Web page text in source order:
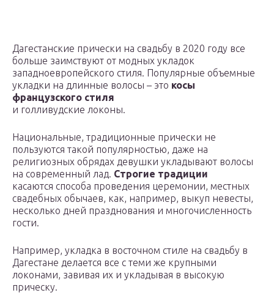
Дагестанские прически на свадьбу в 2020 году все
больше заимствуют от модных укладок
западноевропейского стиля. Популярные объемные
укладки на длинные волосы – это косы
французского стиля
и голливудские локоны.
Национальные, традиционные прически не
пользуются такой популярностью, даже на
религиозных обрядах девушки укладывают волосы
на современный лад. Строгие традиции
касаются способа проведения церемонии, местных
свадебных обычаев, как, например, выкуп невесты,
несколько дней празднования и многочисленность
гости.
Например, укладка в восточном стиле на свадьбу в
Дагестане делается все с теми же крупными
локонами, завивая их и укладывая в высокую
прическу.